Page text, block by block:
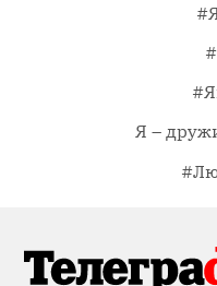
Я –